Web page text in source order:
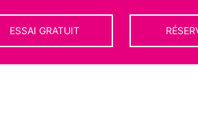
ESSAI GRATUIT